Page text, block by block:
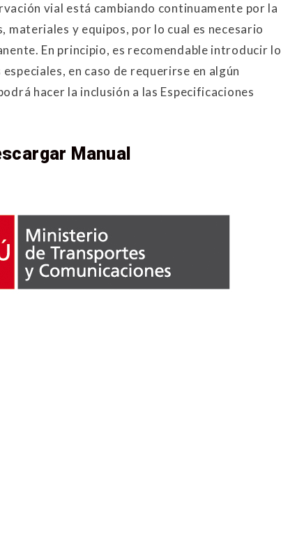
vial está cambiando continuamente por la
materiales y equipos, por lo cual es necesario
En principio, es recomendable introducir lo
en caso de requerirse en algún
hacer la inclusión a las Especificaciones
Manual